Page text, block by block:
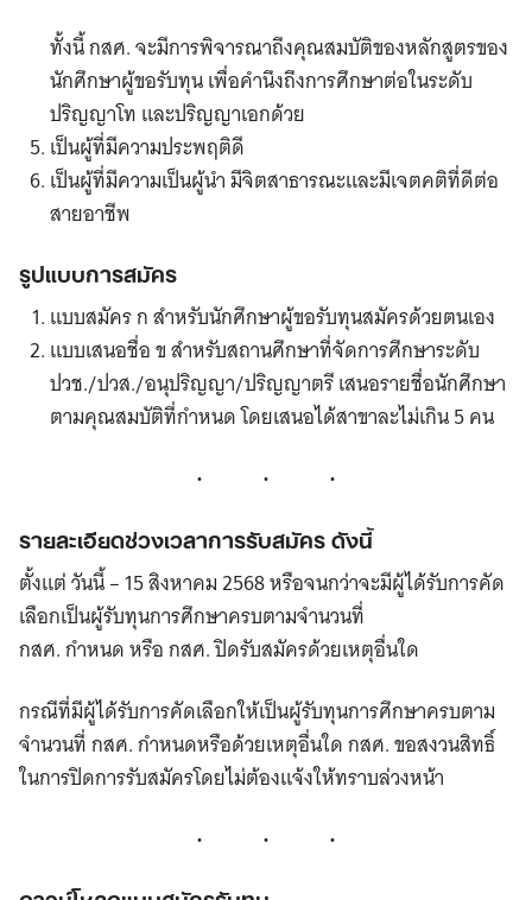
ทั้งนี้ กสศ. จะมีการพิจารณาถึงคุณสมบัติของหลักสูตรของ
นักศึกษาผู้ขอรับทุน เพื่อคำนึงถึงการศึกษาต่อในระดับ
ปริญญาโท และปริญญาเอกด้วย
เป็นผู้ที่มีความประพฤติดี
เป็นผู้ที่มีความเป็นผู้นำ มีจิตสาธารณะและมีเจตคติที่ดีต่อ
สายอาชีพ
รูปแบบการสมัคร
แบบสมัคร ก สำหรับนักศึกษาผู้ขอรับทุนสมัครด้วยตนเอง
แบบเสนอชื่อ ข สำหรับสถานศึกษาที่จัดการศึกษาระดับ
ปวช./ปวส./อนุปริญญา/ปริญญาตรี เสนอรายชื่อนักศึกษา
ตามคุณสมบัติที่กำหนด โดยเสนอได้สาขาละไม่เกิน 5 คน
รายละเอียดช่วงเวลาการรับสมัคร ดังนี้
ตั้งแต่ วันนี้ – 15 สิงหาคม 2568 หรือจนกว่าจะมีผู้ได้รับการคัด
เลือกเป็นผู้รับทุนการศึกษาครบตามจำนวนที่
กสศ. กำหนด หรือ กสศ. ปิดรับสมัครด้วยเหตุอื่นใด
กรณีที่มีผู้ได้รับการคัดเลือกให้เป็นผู้รับทุนการศึกษาครบตาม
จำนวนที่ กสศ. กำหนดหรือด้วยเหตุอื่นใด กสศ. ขอสงวนสิทธิ์
ในการปิดการรับสมัครโดยไม่ต้องแจ้งให้ทราบล่วงหน้า